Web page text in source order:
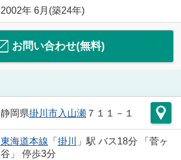
2002年 6月(築24年)
お問い合わせ(無料)
静岡県掛川市入山瀬７１１－１
東海道本線 「 掛川
」駅 バス18分 「菅ヶ
谷」 停歩3分